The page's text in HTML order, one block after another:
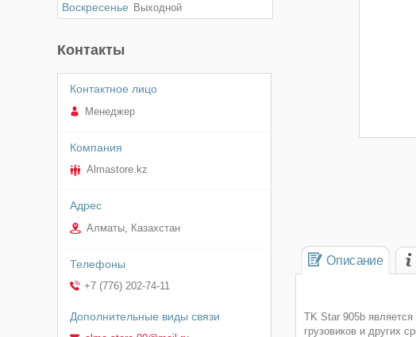
Описание
TK Star 905b
грузовиков и других
Воскресенье Выходной
Контакты
Менеджер
Almastore.kz
Алматы, Казахстан
+7 (776) 202-74-11